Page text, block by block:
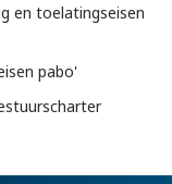
en toelatingseisen
pabo'